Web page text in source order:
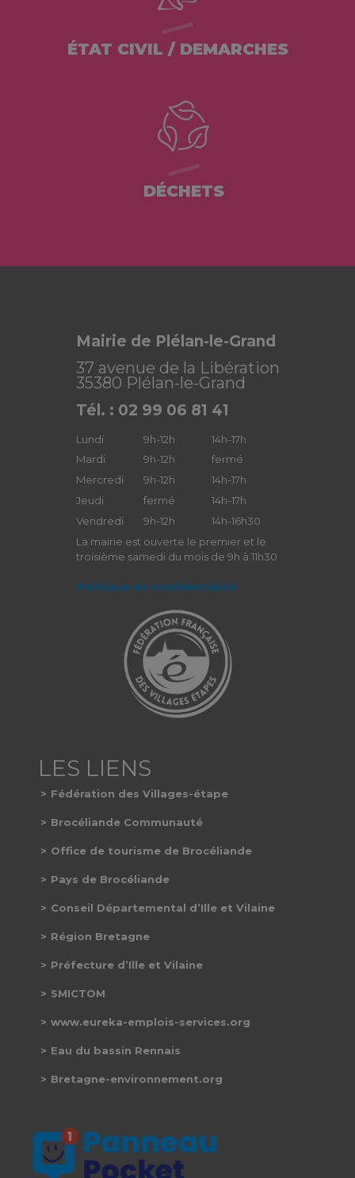
ÉTAT CIVIL / DEMARCHES
DÉCHETS
Mairie de Plélan-le-Grand
37 avenue de la Libération
35380 Plélan-le-Grand
Tél. : 02 99 06 81 41
Lundi 9h-12h
14h-17h
Mardi
9h-12h
fermé
Mercredi
9h-12h
14h-17h
Jeudi
fermé
14h-17h
Vendredi
9h-12h
14h-16h30
La mairie est ouverte le premier et le
troisième samedi du mois de 9h à 11h30
Politique de confidentialité
Fédération des Villages-étape
Brocéliande Communauté
Office de tourisme de Brocéliande
Pays de Brocéliande
Conseil Départemental d’Ille et Vilaine
Région Bretagne
Préfecture d’Ille et Vilaine
SMICTOM
www.eureka-emplois-services.org
Eau du bassin Rennais
Bretagne-environnement.org